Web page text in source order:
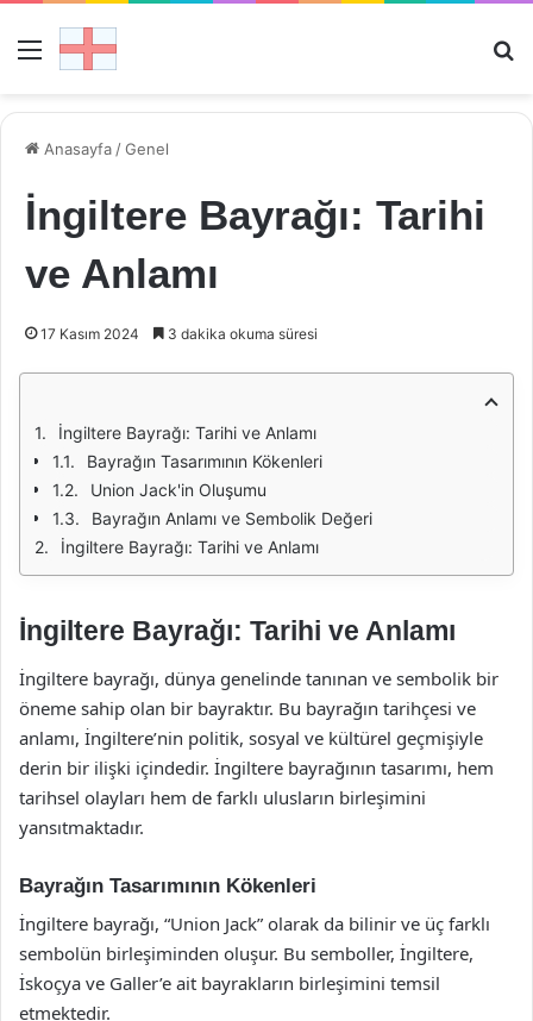
Menü
Anasayfa /Genel
İngiltere Bayrağı: Tarihi
ve Anlamı
17 Kasım 2024 3 dakika okuma süresi
İngiltere Bayrağı: Tarihi ve Anlamı
Bayrağın Tasarımının Kökenleri
Union Jack'in Oluşumu
Bayrağın Anlamı ve Sembolik Değeri
İngiltere Bayrağı: Tarihi ve Anlamı
İngiltere Bayrağı: Tarihi ve Anlamı
İngiltere bayrağı, dünya genelinde tanınan ve sembolik bir
öneme sahip olan bir bayraktır. Bu bayrağın tarihçesi ve
anlamı, İngiltere’nin politik, sosyal ve kültürel geçmişiyle
derin bir ilişki içindedir. İngiltere bayrağının tasarımı, hem
tarihsel olayları hem de farklı ulusların birleşimini
yansıtmaktadır.
Bayrağın Tasarımının Kökenleri
İngiltere bayrağı, “Union Jack” olarak da bilinir ve üç farklı
sembolün birleşiminden oluşur. Bu semboller, İngiltere,
İskoçya ve Galler’e ait bayrakların birleşimini temsil
etmektedir.